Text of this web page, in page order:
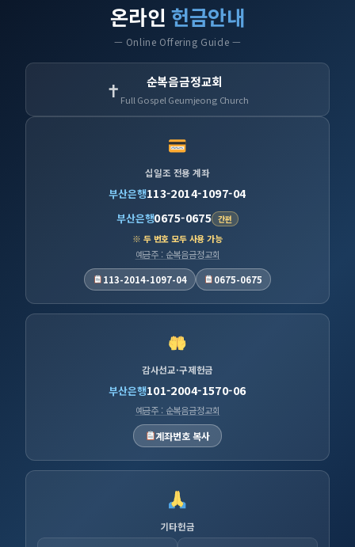
온라인 헌금안내
— Online Offering Guide —
✝ 순복음금정교회
Full Gospel Geumjeong Church
십일조 전용 계좌
부산은행113-2014-1097-04
부산은행0675-0675 간편
※ 두 번호 모두 사용 가능
예금주 : 순복음금정교회
113-2014-1097-04
0675-0675
감사선교·구제헌금
부산은행101-2004-1570-06
예금주 : 순복음금정교회
계좌번호 복사
기타헌금